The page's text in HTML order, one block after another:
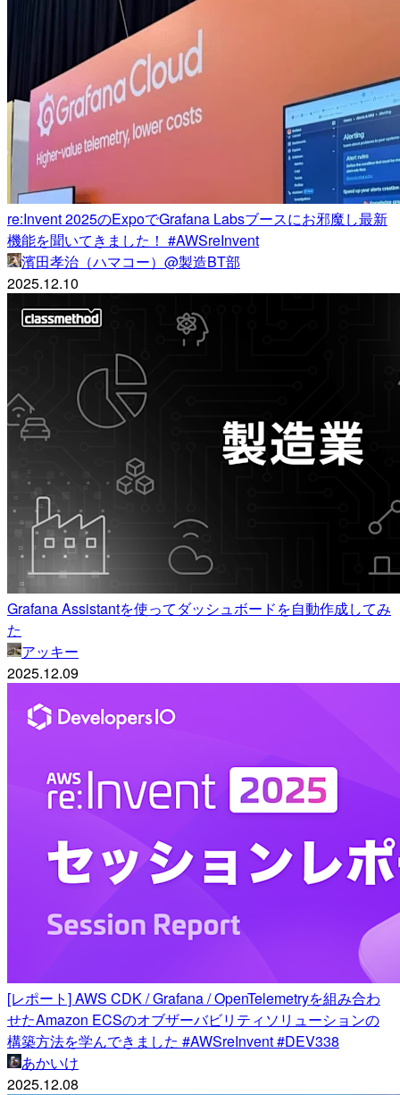
re:Invent 2025のExpoでGrafana Labsブースにお邪魔し最新
機能を聞いてきました！ #AWSreInvent
濱田孝治（ハマコー）@製造BT部
2025.12.10
Grafana Assistantを使ってダッシュボードを自動作成してみ
た
アッキー
2025.12.09
[レポート] AWS CDK / Grafana / OpenTelemetryを組み合わ
せたAmazon ECSのオブザーバビリティソリューションの
構築方法を学んできました #AWSreInvent #DEV338
あかいけ
2025.12.08